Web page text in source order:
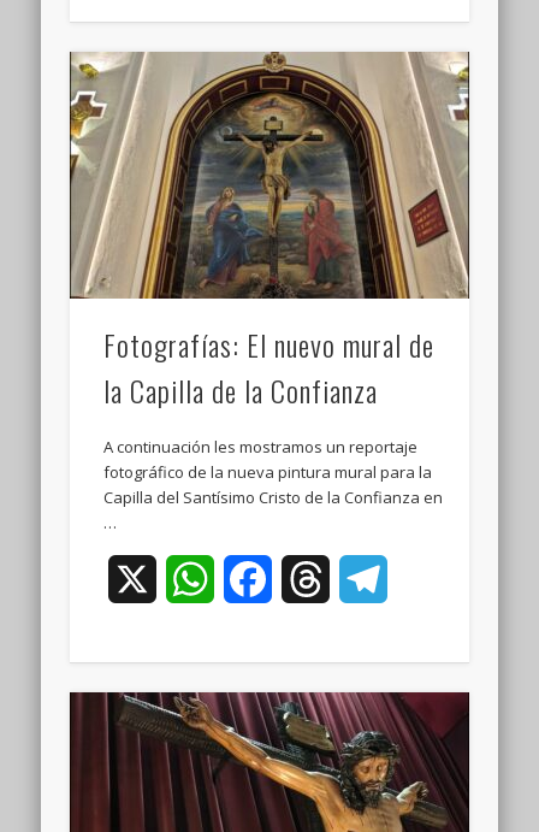
Fotografías: El nuevo mural de
la Capilla de la Confianza
A continuación les mostramos un reportaje
fotográfico de la nueva pintura mural para la
Capilla del Santísimo Cristo de la Confianza en
…
WhatsAppFacebookThreads